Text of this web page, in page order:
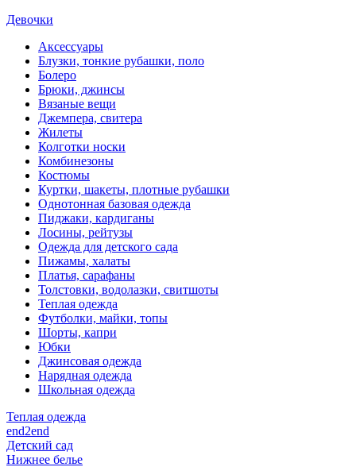
Девочки
Аксессуары
Блузки, тонкие рубашки, поло
Болеро
Брюки, джинсы
Вязаные вещи
Джемпера, свитера
Жилеты
Колготки носки
Комбинезоны
Костюмы
Куртки, шакеты, плотные рубашки
Однотонная базовая одежда
Пиджаки, кардиганы
Лосины, рейтузы
Одежда для детского сада
Пижамы, халаты
Платья, сарафаны
Толстовки, водолазки, свитшоты
Теплая одежда
Футболки, майки, топы
Шорты, капри
Юбки
Джинсовая одежда
Нарядная одежда
Школьная одежда
Теплая одежда
end2end
Детский сад
Нижнее белье